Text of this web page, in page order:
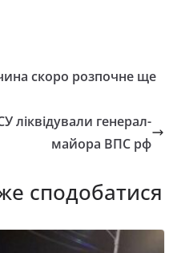
скоро розпочне ще
ліквідували генерал-
майора ВПС рф
сподобатися